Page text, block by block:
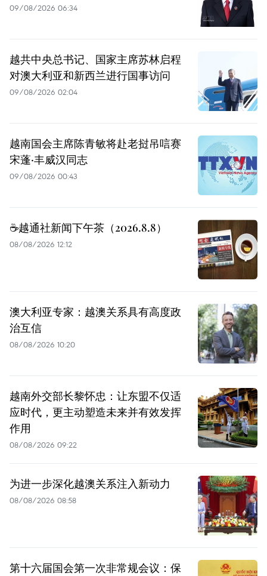
09/08/2026 06:34
越共中央总书记、国家主席苏林启程
对澳大利亚和新西兰进行国事访问
09/08/2026 02:04
越南国会主席陈青敏将赴老挝吊唁赛
宋蓬·丰威汉同志
09/08/2026 00:43
☕️越通社新闻下午茶（2026.8.8）
08/08/2026 12:12
澳大利亚专家：越澳关系具有高度政
治互信
08/08/2026 10:20
越南外交部长黎怀忠：让东盟不仅适
应时代，更主动塑造未来并有效发挥
作用
08/08/2026 09:22
为进一步深化越澳关系注入新动力
08/08/2026 08:58
第十六届国会第一次非常规会议：保